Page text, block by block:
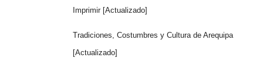
Imprimir [Actualizado]
Tradiciones, Costumbres y Cultura de Arequipa
[Actualizado]